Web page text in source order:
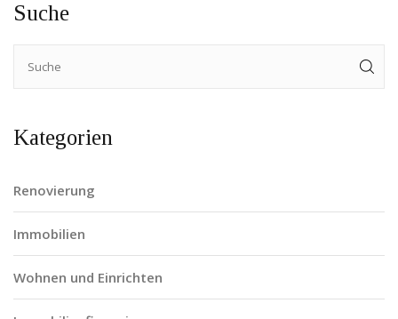
Suche
Kategorien
Renovierung
Immobilien
Wohnen und Einrichten